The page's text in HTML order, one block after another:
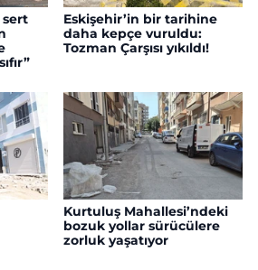
sert
Eskişehir’in bir tarihine
daha kepçe vuruldu:
Tozman Çarşısı yıkıldı!
Kurtuluş Mahallesi’ndeki
bozuk yollar sürücülere
zorluk yaşatıyor